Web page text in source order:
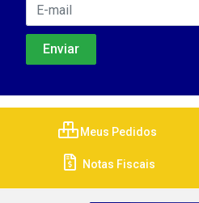
Meus Pedidos
Notas Fiscais